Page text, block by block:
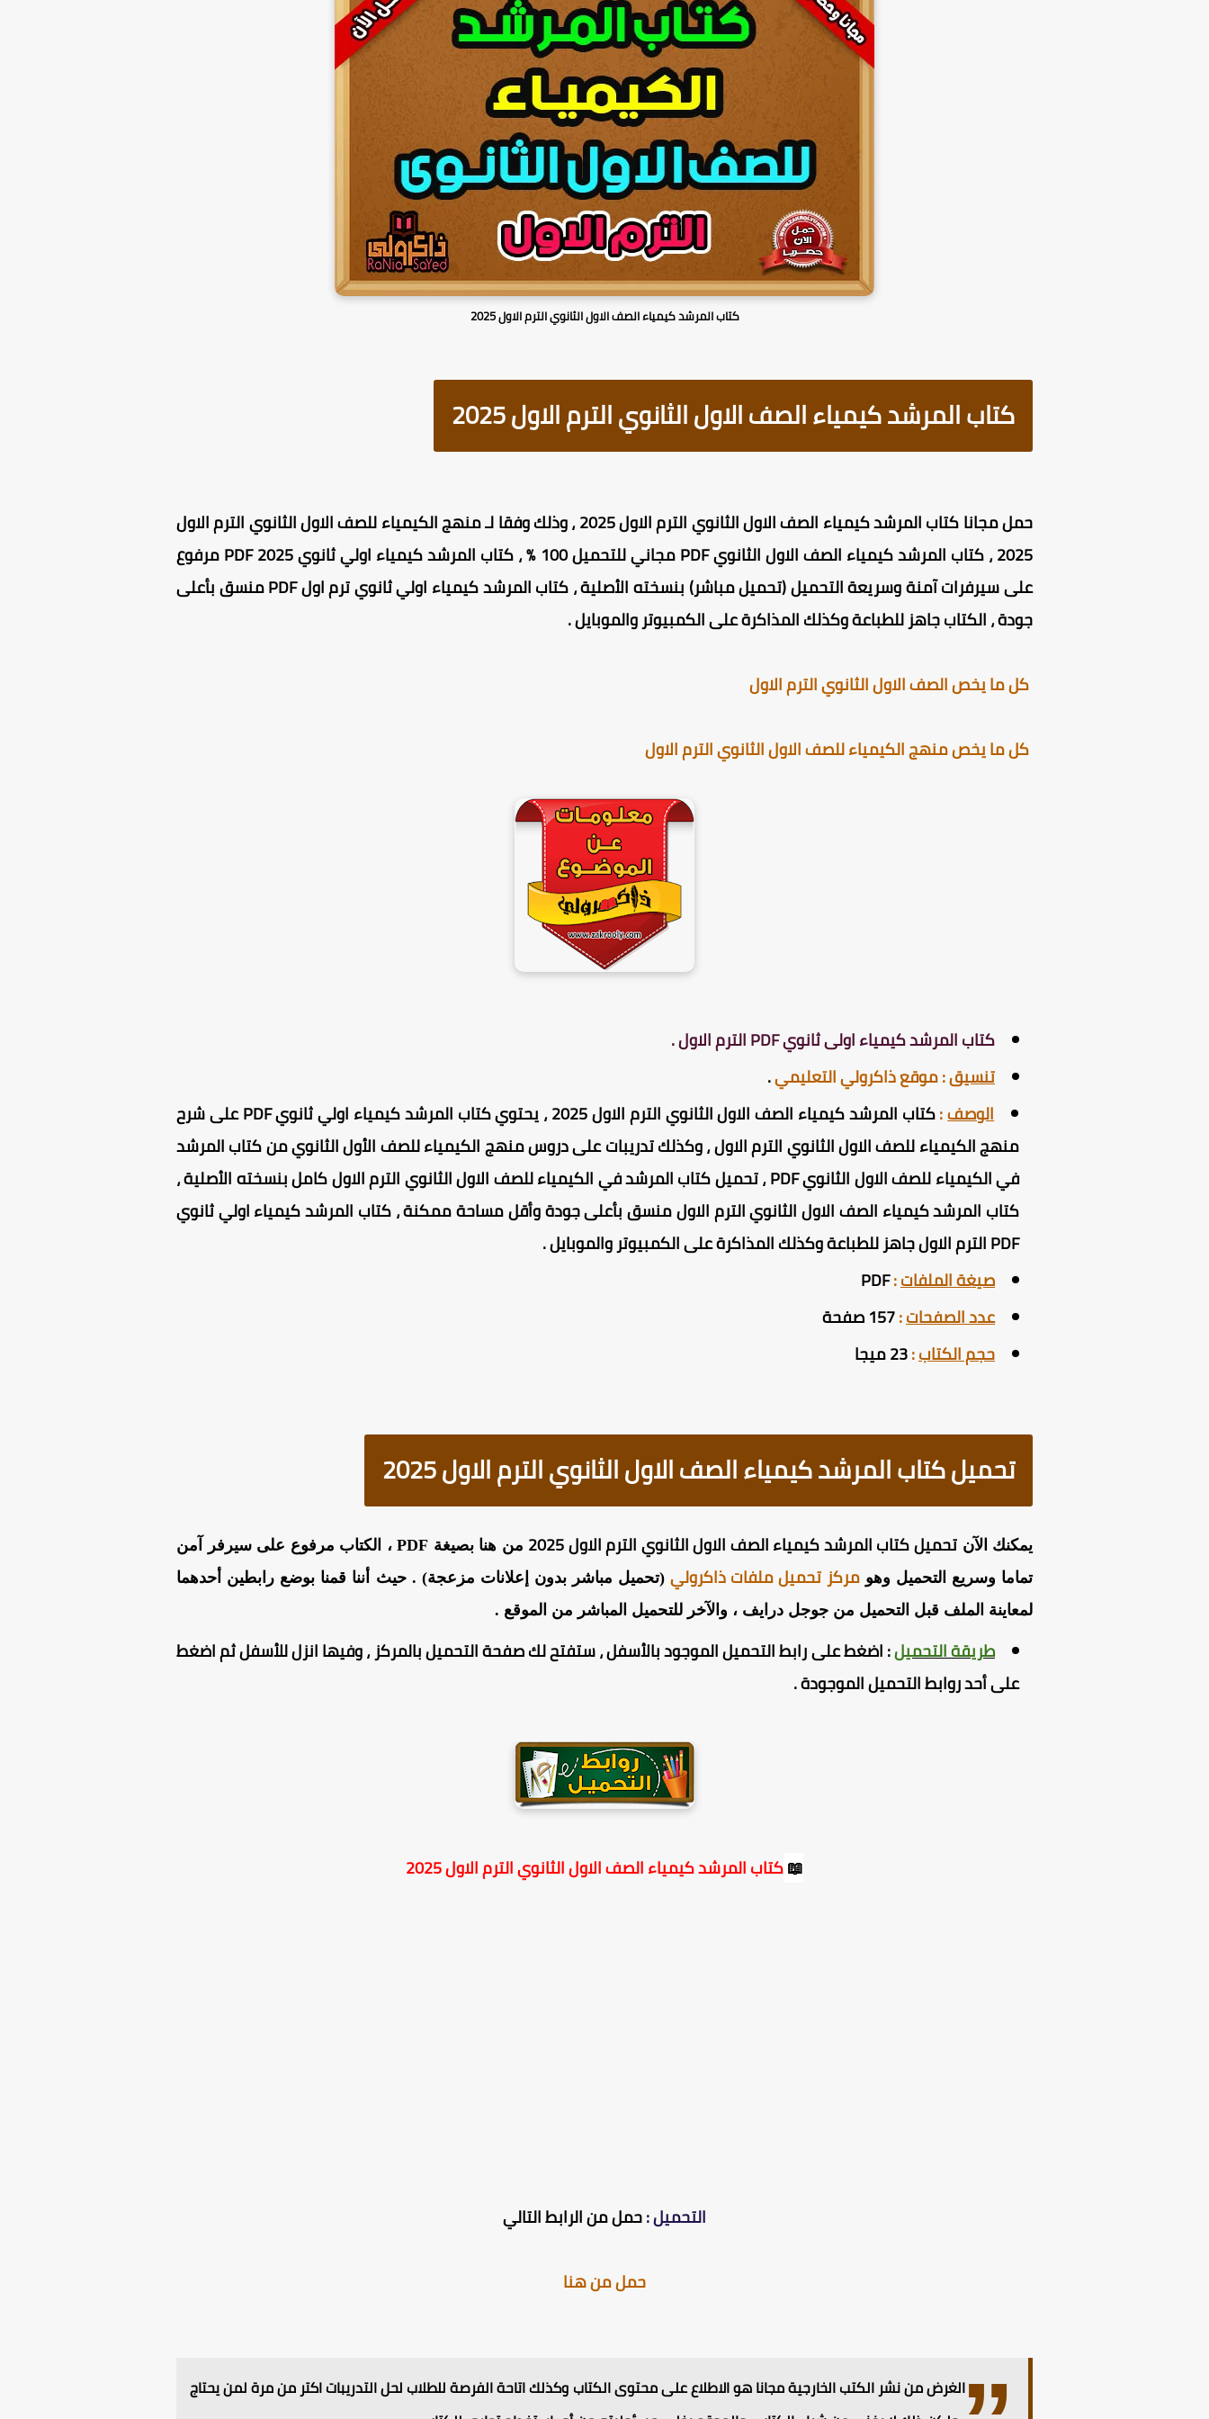
كتاب المرشد كيمياء الصف الاول الثانوي الترم الاول 2025
كتاب المرشد كيمياء الصف الاول الثانوي الترم الاول 2025
حمل مجاناكتاب المرشد كيمياء الصف الاول الثانوي الترم الاول 2025 ، وذلكوفقا لـمنهج الكيمياء للصف الاول الثانوي الترم الاول
2025
، كتاب المرشد كيمياء الصف الاول الثانوي PDF مجاني للتحميل 100 % ، كتاب المرشد كيمياء اولي ثانوي PDF 2025 مرفوع
على سيرفرات آمنة وسريعة التحميل (تحميل مباشر) بنسخته الأصلية ، كتاب المرشد كيمياء اولي ثانوي ترم اول PDF منسق بأعلى
جودة ، الكتاب جاهز للطباعة وكذلك المذاكرة على الكمبيوتر والموبايل .
كل ما يخص الصف الاول الثانوي الترم الاول
كل ما يخص منهج الكيمياء للصف الاول الثانوي الترم الاول
كتاب المرشد كيمياء اولى ثانوي PDF الترم الاول .
تنسيق:موقع ذاكرولي التعليمي.
الوصف:
كتاب المرشد كيمياء الصف الاول الثانوي الترم الاول 2025 ، يحتوي كتاب المرشد كيمياء اولي ثانوي PDF على شرح
منهج الكيمياء للصف الاول الثانوي الترم الاول ، وكذلك تدريبات على دروس منهج الكيمياء للصف الأول الثانوي من كتاب المرشد
في الكيمياء للصف الاول الثانوي PDF ، تحميل كتاب المرشد في الكيمياء للصف الاول الثانوي الترم الاول كامل بنسخته الأصلية ،
كتاب المرشد كيمياء الصف الاول الثانوي الترم الاول منسق بأعلى جودة وأقل مساحة ممكنة ، كتاب المرشد كيمياء اولي ثانوي
PDF الترم الاول جاهز للطباعة وكذلك المذاكرة على الكمبيوتر والموبايل .
صيغة الملفات:
PDF
عدد الصفحات:
حجم الكتاب:
تحميل كتاب المرشد كيمياء الصف الاول الثانوي الترم الاول 2025
يمكنك الآن تحميلكتاب المرشد كيمياء الصف الاول الثانوي الترم الاول 2025
من هنا بصيغة PDF ، الكتاب مرفوع على سيرفر آمن
تماما وسريع التحميل وهومركز تحميل ملفات ذاكرولي(تحميل مباشر بدون إعلانات مزعجة) . حيث أننا قمنا بوضع رابطين أحدهما
لمعاينة الملف قبل التحميل من جوجل درايف ، والآخر للتحميل المباشر من الموقع .
طريقة التحميل:اضغطعلى رابط التحميل الموجود بالأسفل ، ستفتح لك صفحة التحميل بالمركز ، وفيها انزل للأسفل ثم اضغط
على أحد روابط التحميل الموجودة.
📖كتاب المرشد كيمياء الصف الاول الثانوي الترم الاول 2025
التحميل :حمل من الرابط التالي
حمل من هنا
الغرض من نشر الكتب الخارجية مجانا هو الاطلاع على محتوى الكتاب وكذلك اتاحة الفرصة للطلاب لحل التدريبات اكتر من مرة لمن يحتاج